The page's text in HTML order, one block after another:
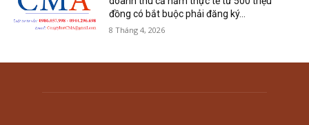
đồng có bắt buộc phải đăng ký...
8 Tháng 4, 2026